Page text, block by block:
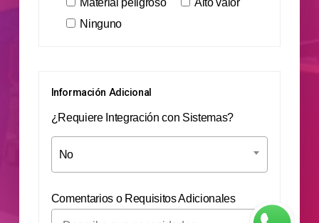
Ninguno
Información Adicional
¿Requiere Integración con Sistemas?
No
Comentarios o Requisitos Adicionales